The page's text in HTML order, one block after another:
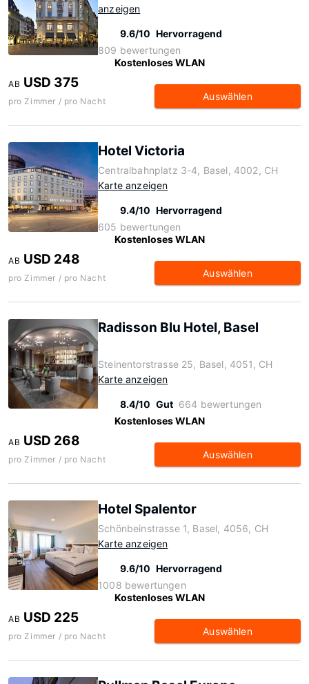
anzeigen
9.6/10 Hervorragend
809 bewertungen
Kostenloses WLAN
AB USD 375
pro Zimmer / pro Nacht Auswählen
Hotel Victoria
Centralbahnplatz 3-4, Basel, 4002, CH
Karte anzeigen
9.4/10 Hervorragend
605 bewertungen
Kostenloses WLAN
AB USD 248
pro Zimmer / pro Nacht Auswählen
Radisson Blu Hotel, Basel
Steinentorstrasse 25, Basel, 4051, CH
Karte anzeigen
8.4/10 Gut 664 bewertungen
Kostenloses WLAN
AB USD 268
pro Zimmer / pro Nacht Auswählen
Hotel Spalentor
Schönbeinstrasse 1, Basel, 4056, CH
Karte anzeigen
9.6/10 Hervorragend
1008 bewertungen
Kostenloses WLAN
AB USD 225
pro Zimmer / pro Nacht Auswählen